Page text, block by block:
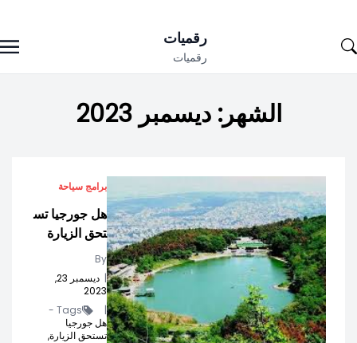
to
رقميات
رقميات
الشهر:ديسمبر 2023
برامج سياحة
هل جورجيا تس
تحق الزيارة
By
|
ديسمبر 23,
2023
|
Tags -
هل جورجيا
تستحق الزيارة,